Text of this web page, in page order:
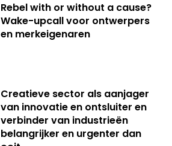
Rebel with or without a cause?
Wake-upcall voor ontwerpers
en merkeigenaren
Creatieve sector als aanjager
van innovatie en ontsluiter en
verbinder van industrieën
belangrijker en urgenter dan